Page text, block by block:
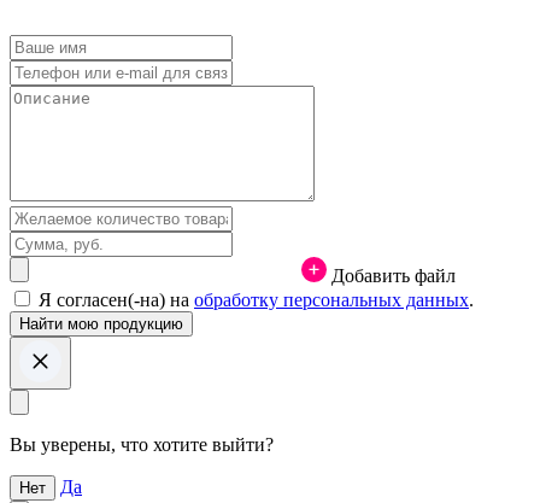
Добавить файл
Я согласен(-на) на обработку персональных данных.
Вы уверены, что хотите выйти?
Нет Да